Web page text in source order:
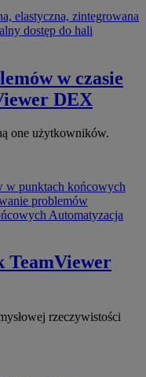
elastyczna, zintegrowana
dostęp do hali
w czasie
DEX
one użytkowników.
w punktach końcowych
problemów
Automatyzacja
TeamViewer
rzeczywistości